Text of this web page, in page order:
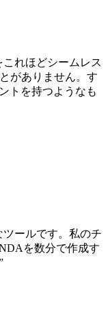
れほどシームレス
がありません。す
トを持つようなも
ツールです。私のチ
を数分で作成す